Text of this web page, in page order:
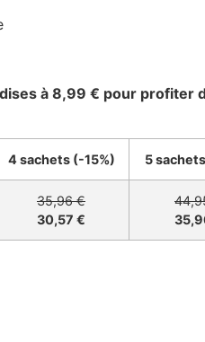
à 8,99 € pour profiter
4 sachets (-15%) 5
35,96 €
30,57 €